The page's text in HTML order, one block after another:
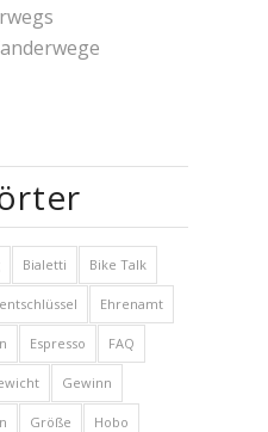
Bialetti Bike Talk
Ehrenamt
Espresso FAQ
Gewinn
Größe Hobo